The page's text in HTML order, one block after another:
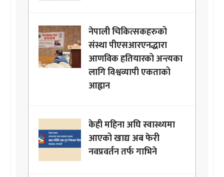
नेपाली चिकित्सकहरुको
संस्था पीएसआरएनद्धारा
आणविक हतियारको अन्त्यका
लागि विश्वव्यापी एकताको
आह्वान
केही महिना अघि स्वास्थ्यमा
आएको खाद्य अब फेरी
नवप्रवर्तन तर्फ गाभिने